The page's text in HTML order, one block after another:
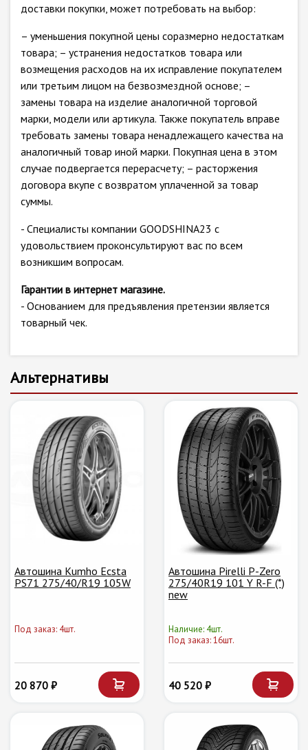
доставки покупки, может потребовать на выбор:
– уменьшения покупной цены соразмерно недостаткам
товара; – устранения недостатков товара или
возмещения расходов на их исправление покупателем
или третьим лицом на безвозмездной основе; –
замены товара на изделие аналогичной торговой
марки, модели или артикула. Также покупатель вправе
требовать замены товара ненадлежащего качества на
аналогичный товар иной марки. Покупная цена в этом
случае подвергается перерасчету; – расторжения
договора вкупе с возвратом уплаченной за товар
суммы.
- Специалисты компании GOODSHINA23 с
удовольствием проконсультируют вас по всем
возникшим вопросам.
Гарантии в интернет магазине.
- Основанием для предъявления претензии является
товарный чек.
Альтернативы
Автошина Kumho Ecsta
PS71 275/40/R19 105W
Под заказ: 4шт.
20 870 ₽
Автошина Pirelli P-Zero
275/40R19 101 Y R-F (*)
new
Наличие: 4шт.
Под заказ: 16шт.
40 520 ₽